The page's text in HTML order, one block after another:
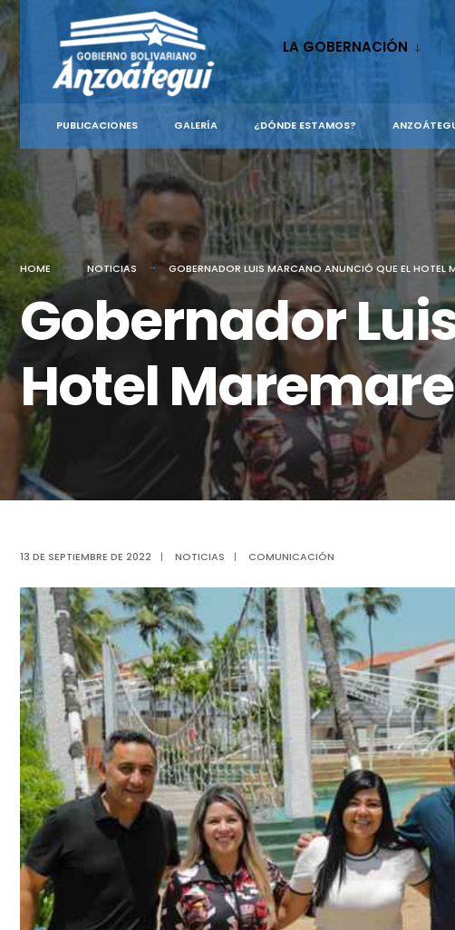
content
LA GOBERNACIÓN
PUBLICACIONES GALERÍA ¿DÓNDE ESTAMOS?
HOME NOTICIAS GOBERNADOR LUIS MARCANO ANUNCIÓ QUE EL HOTEL
Gobernador
Hotel
13 DE SEPTIEMBRE DE 2022 | NOTICIAS | COMUNICACIÓN